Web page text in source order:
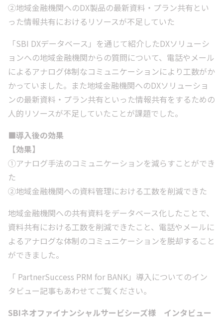
②地域金融機関へのDX製品の最新資料・プラン共有とい
った情報共有におけるリソースが不足していた
「SBI DXデータベース」を通じて紹介したDXソリューシ
ョンへの地域金融機関からの質問について、電話やメール
によるアナログ体制なコミュニケーションにより工数がか
かっていました。また地域金融機関へのDXソリューショ
ンの最新資料・プラン共有といった情報共有をするための
人的リソースが不足していたことが課題でした。
■導入後の効果
【効果】
①アナログ手法のコミュニケーションを減らすことができ
た
②地域金融機関への資料管理における工数を削減できた
地域金融機関への共有資料をデータベース化したことで、
資料共有における工数を削減できたこと、電話やメールに
よるアナログな体制のコミュニケーションを脱却すること
ができました。
「 PartnerSuccess PRM for BANK」導入についてのイン
タビュー記事もあわせてご覧ください。
SBIネオファイナンシャルサービシーズ様 インタビュー